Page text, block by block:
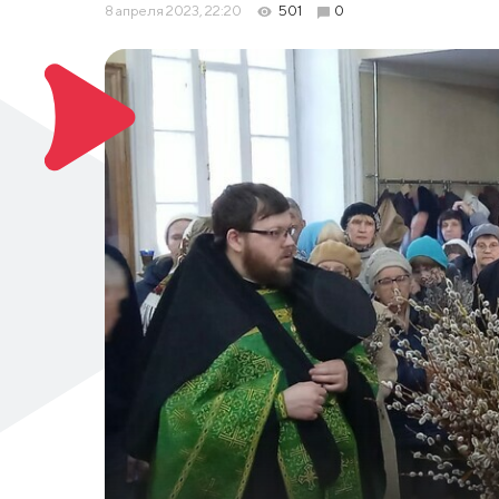
8 апреля 2023, 22:20 501 0